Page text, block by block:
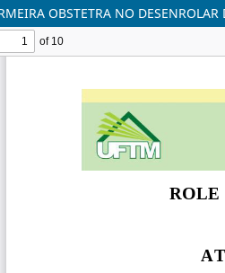
OBSTETRA NO